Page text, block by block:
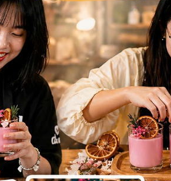
nổi tiếng với khả năng giữ mùi (cold
thực vật.
thức bí mật được thử nghiệm qua
một vũng sáp lỏng (melt pool) hoàn
linh hồn của nến. Nến thơm cao
hương (Top notes - Heart notes -
chiết xuất tinh dầu đòi hỏi hàng
ngọn lửa. Bấc cotton phải được tết
để khi cháy tạo ra âm thanh lách